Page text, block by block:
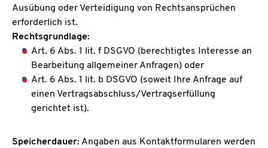
Ausübung oder Verteidigung von Rechtsansprüchen
erforderlich ist.
Rechtsgrundlage:
Art. 6 Abs. 1 lit. f DSGVO (berechtigtes Interesse an
Bearbeitung allgemeiner Anfragen) oder
Art. 6 Abs. 1 lit. b DSGVO (soweit Ihre Anfrage auf
einen Vertragsabschluss/Vertragserfüllung
gerichtet ist).
Speicherdauer: Angaben aus Kontaktformularen werden